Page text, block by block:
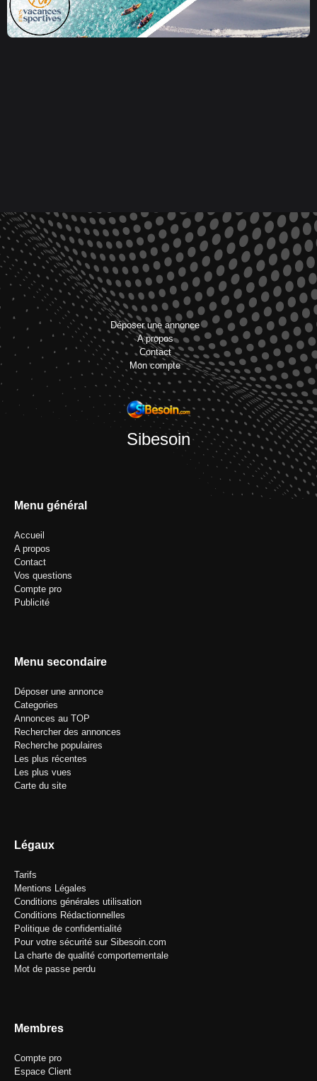
Déposer une annonce
A propos
Contact
Mon compte
Sibesoin
Menu général
Accueil
A propos
Contact
Vos questions
Compte pro
Publicité
Menu secondaire
Déposer une annonce
Categories
Annonces au TOP
Rechercher des annonces
Recherche populaires
Les plus récentes
Les plus vues
Carte du site
Légaux
Tarifs
Mentions Légales
Conditions générales utilisation
Conditions Rédactionnelles
Politique de confidentialité
Pour votre sécurité sur Sibesoin.com
La charte de qualité comportementale
Mot de passe perdu
Membres
Compte pro
Espace Client